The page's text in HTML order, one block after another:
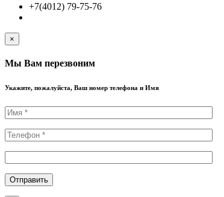
+7(4012) 79-75-76
×
Мы Вам перезвоним
Укажите, пожалуйста, Ваш номер телефона и Имя